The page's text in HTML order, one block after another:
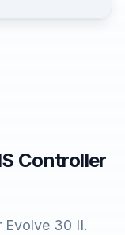
Controller
Evolve 30 II.